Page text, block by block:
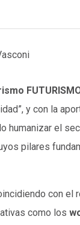
y con la
humanizar el
pilares
con
como los